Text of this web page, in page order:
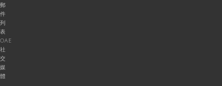
郵
件
列
表
OAE
社
交
媒
體